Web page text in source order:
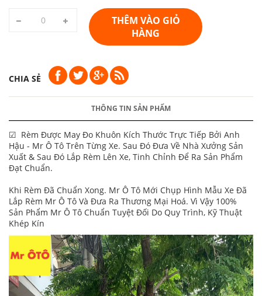
THÊM VÀO GIỎ
HÀNG
CHIA SẺ
THÔNG TIN SẢN PHẨM
☑ Rèm Được May Đo Khuôn Kích Thước Trực Tiếp Bởi Anh
Hậu - Mr Ô Tô Trên Từng Xe. Sau Đó Đưa Về Nhà Xưởng Sản
Xuất & Sau Đó Lắp Rèm Lên Xe, Tinh Chỉnh Để Ra Sản Phẩm
Đạt Chuẩn.
Khi Rèm Đã Chuẩn Xong. Mr Ô Tô Mới Chụp Hình Mẫu Xe Đã
Lắp Rèm Mr Ô Tô Và Đưa Ra Thương Mại Hoá. Vì Vậy 100%
Sản Phẩm Mr Ô Tô Chuẩn Tuyệt Đối Do Quy Trình, Kỹ Thuật
Khép Kín